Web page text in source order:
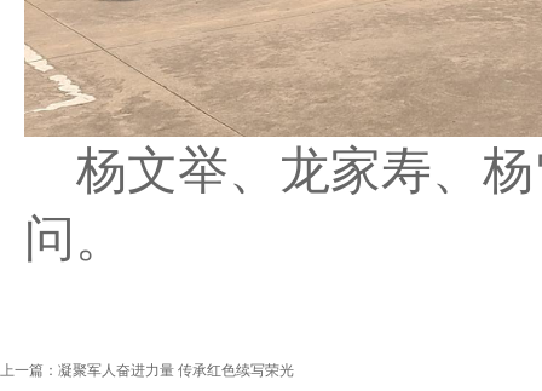
杨文举、龙家寿、
问。
上一篇： 凝聚军人奋进力量 传承红色续写荣光